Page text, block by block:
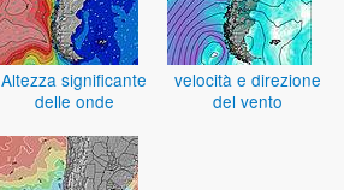
Altezza significante
delle onde
velocità e direzione
del vento